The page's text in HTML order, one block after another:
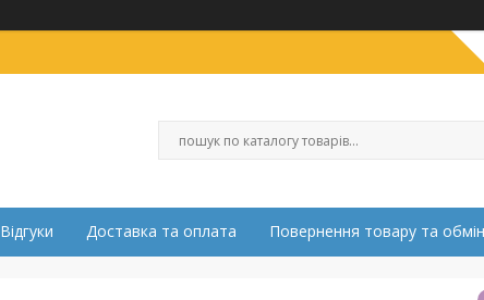
Відгуки Доставка та оплата Повернення товару та обмін